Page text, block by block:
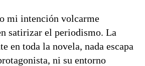
mi intención volcarme
satirizar el periodismo. La
en toda la novela, nada escapa
ni su entorno